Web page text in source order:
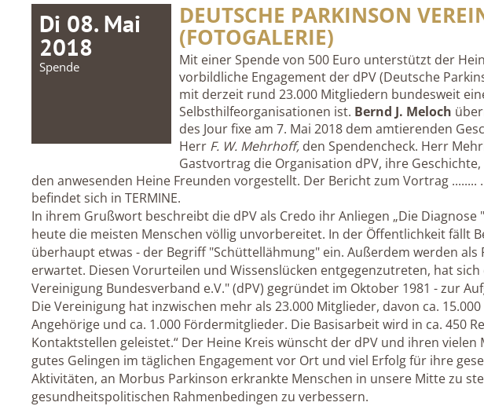
Di 08. Mai
2018
Spende
DEUTSCHE PARKINSON
(FOTOGALERIE)
Mit einer Spende von 500 Euro unterstützt der
vorbildliche Engagement der dPV (Deutsche
mit derzeit rund 23.000 Mitgliedern bundesweit
Selbsthilfeorganisationen ist. Bernd J. Meloch
des Jour fixe am 7. Mai 2018 dem amtierenden
Herr F. W. Mehrhoff, den Spendencheck. Herr
Gastvortrag die Organisation dPV, ihre
den anwesenden Heine Freunden vorgestellt. Der Bericht zum Vortrag ........ .
befindet sich in TERMINE.
In ihrem Grußwort beschreibt die dPV als Credo ihr Anliegen „Die
heute die meisten Menschen völlig unvorbereitet. In der Öffentlichkeit fällt
überhaupt etwas - der Begriff "Schüttellähmung" ein. Außerdem werden als
erwartet. Diesen Vorurteilen und Wissenslücken entgegenzutreten, hat
Vereinigung Bundesverband e.V." (dPV) gegründet im Oktober 1981 - zur
Die Vereinigung hat inzwischen mehr als 23.000 Mitglieder, davon ca.
Angehörige und ca. 1.000 Fördermitglieder. Die Basisarbeit wird in ca. 450
Kontaktstellen geleistet.“ Der Heine Kreis wünscht der dPV und ihren
gutes Gelingen im täglichen Engagement vor Ort und viel Erfolg für ihre
Aktivitäten, an Morbus Parkinson erkrankte Menschen in unsere Mitte zu
gesundheitspolitischen Rahmenbedingen zu verbessern.